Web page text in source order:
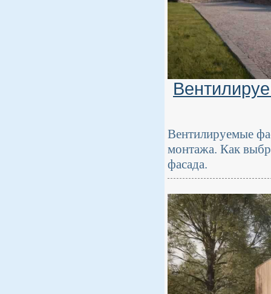
Вентилируемые
монтажа. Как
фасада.